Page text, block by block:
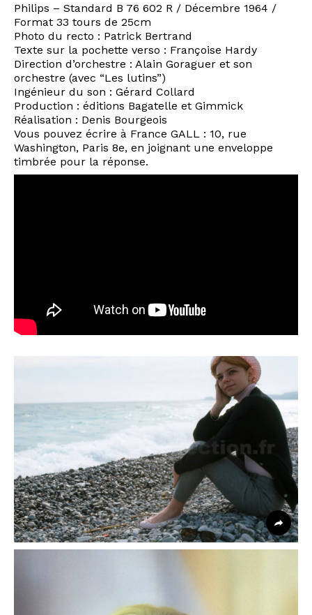
Philips – Standard B 76 602 R / Décembre 1964 /
Format 33 tours de 25cm
Photo du recto : Patrick Bertrand
Texte sur la pochette verso : Françoise Hardy
Direction d’orchestre : Alain Goraguer et son
orchestre (avec “Les lutins”)
Ingénieur du son : Gérard Collard
Production : éditions Bagatelle et Gimmick
Réalisation : Denis Bourgeois
Vous pouvez écrire à France GALL : 10, rue
Washington, Paris 8e, en joignant une enveloppe
timbrée pour la réponse.